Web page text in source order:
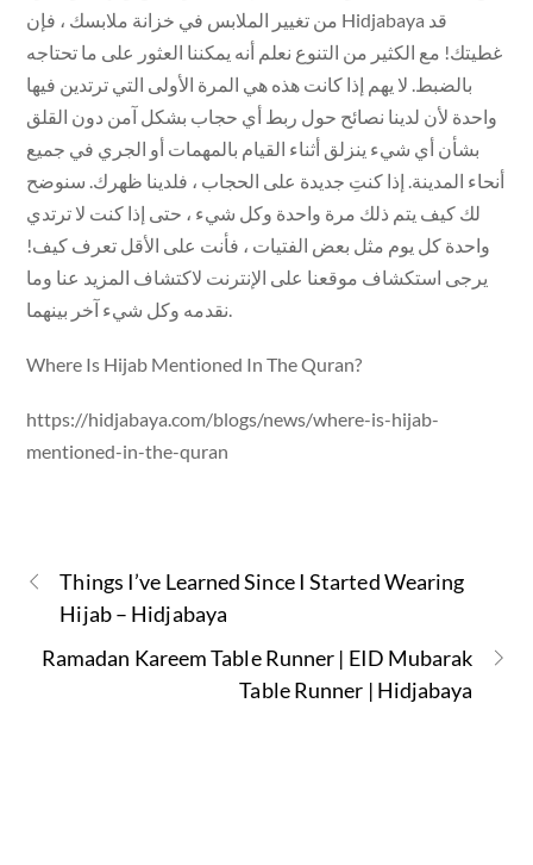
من تغيير الملابس في خزانة ملابسك ، فإن Hidjabaya قد
غطيتك! مع الكثير من التنوع نعلم أنه يمكننا العثور على ما تحتاجه
بالضبط. لا يهم إذا كانت هذه هي المرة الأولى التي ترتدين فيها
واحدة لأن لدينا نصائح حول ربط أي حجاب بشكل آمن دون القلق
بشأن أي شيء ينزلق أثناء القيام بالمهمات أو الجري في جميع
أنحاء المدينة. إذا كنتِ جديدة على الحجاب ، فلدينا ظهرك. سنوضح
لك كيف يتم ذلك مرة واحدة وكل شيء ، حتى إذا كنت لا ترتدي
واحدة كل يوم مثل بعض الفتيات ، فأنت على الأقل تعرف كيف!
يرجى استكشاف موقعنا على الإنترنت لاكتشاف المزيد عنا وما
نقدمه وكل شيء آخر بينهما.
Where Is Hijab Mentioned In The Quran?
https://hidjabaya.com/blogs/news/where-is-hijab-
mentioned-in-the-quran
Things I’ve Learned Since I Started Wearing
Hijab – Hidjabaya
Ramadan Kareem Table Runner | EID Mubarak
Table Runner | Hidjabaya